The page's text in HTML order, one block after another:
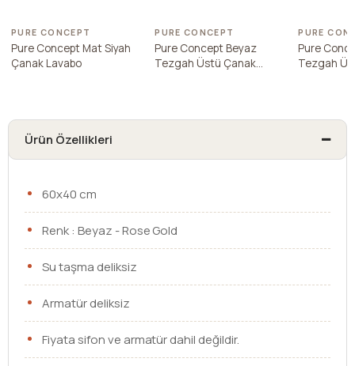
PURE CONCEPT
Pure Concept Mat Siyah
Çanak Lavabo
PURE CONCEPT
Pure Concept Beyaz
Tezgah Üstü Çanak
PURE
Pure
Tezgah
Ürün Özellikleri
60x40 cm
Renk : Beyaz - Rose Gold
Su taşma deliksiz
Armatür deliksiz
Fiyata sifon ve armatür dahil değildir.